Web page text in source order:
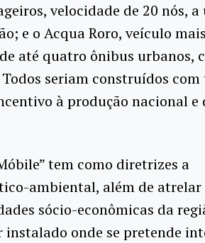
velocidade de 20 nós,
e o Acqua Roro, veículo
até quatro ônibus urbanos,
seriam construídos
à produção nacional
tem como diretrizes a
ambiental, além de atrelar
sócio-econômicas da
instalado onde se pretende